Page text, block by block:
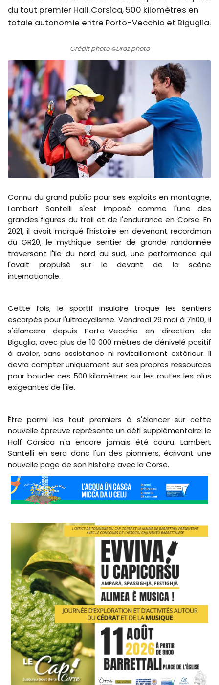
du tout premier Half Corsica, 500 kilomètres en
totale autonomie entre Porto-Vecchio et Biguglia.
Crédit photo ©Droz photo
Connu du grand public pour ses exploits en montagne,
Lambert Santelli s'est imposé comme l'une des
grandes figures du trail et de l'endurance en Corse. En
2021, il avait marqué l'histoire en devenant recordman
du GR20, le mythique sentier de grande randonnée
traversant l'île du nord au sud, une performance qui
l'avait propulsé sur le devant de la scène
internationale.
Cette fois, le sportif insulaire troque les sentiers
escarpés pour l'ultracyclisme. Vendredi 29 mai à 7h00, il
s'élancera depuis Porto-Vecchio en direction de
Biguglia, avec plus de 10 000 mètres de dénivelé positif
à avaler, sans assistance ni ravitaillement extérieur. Il
devra compter uniquement sur ses propres ressources
pour boucler ces 500 kilomètres sur les routes les plus
exigeantes de l'île.
Être parmi les tout premiers à s'élancer sur cette
nouvelle épreuve représente un défi supplémentaire: le
Half Corsica n'a encore jamais été couru. Lambert
Santelli en sera donc l'un des pionniers, écrivant une
nouvelle page de son histoire avec la Corse.